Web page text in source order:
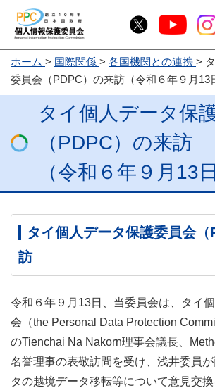
お
問
ホーム 国際関係 各国機関との連携
委員会（PDPC）の来訪（令和６年９月13
タイ個人データ保
（PDPC）の来訪
（令和６年９月13日
タイ個人データ保護委員会（
訪
令和６年９月13日、当委員会は、タイ
会（the Personal Data Protection
のTienchai Na Nakorn理事会議長、
名誉理事の表敬訪問を受け、浅井委員
タの越境データ移転等について意見交換